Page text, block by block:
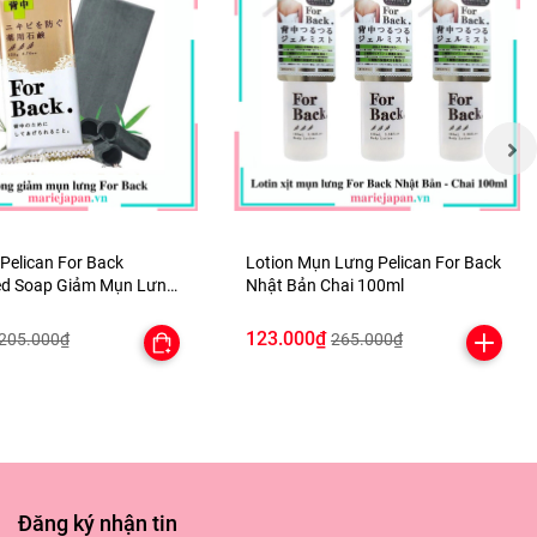
việc
quát
For Back
Soap Giảm Mụn Lưng
Lotion Mụn Lưng Pelican For Back
Nhật Bản Chai 100ml
123.000₫ 265.000₫
Đăng ký nhận tin